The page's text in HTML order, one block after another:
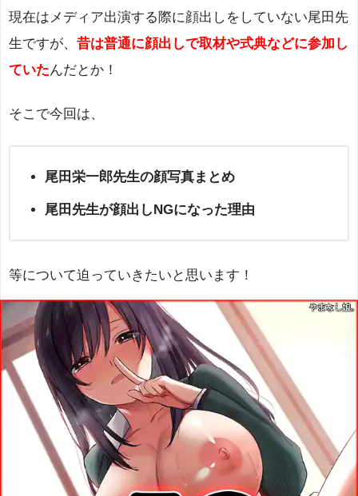
現在はメディア出演する際に顔出しをしていない尾田先
生ですが、 昔は普通に顔出しで取材や式典などに参加し
ていたんだとか！
そこで今回は、
尾田栄一郎先生の顔写真まとめ
尾田先生が顔出しNGになった理由
等について迫っていきたいと思います！